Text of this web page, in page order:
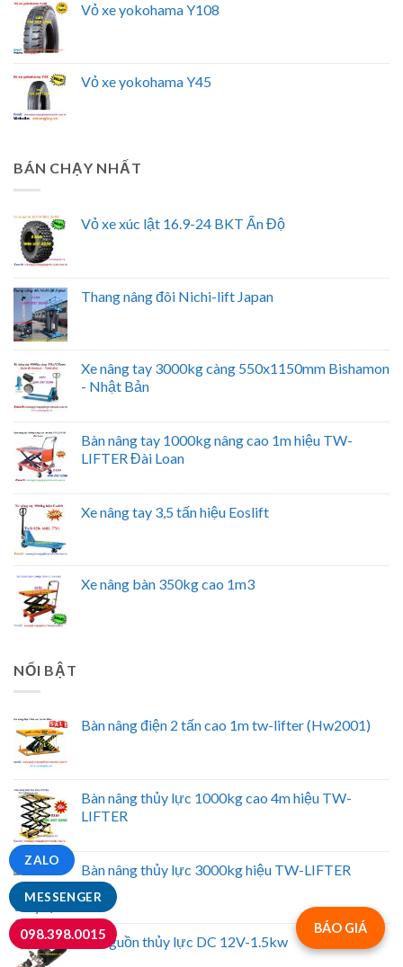
MESSENGER
ZALO
098.398.0015
Vỏ xe yokohama Y108
Vỏ xe yokohama Y45
BÁN CHẠY NHẤT
Vỏ xe xúc lật 16.9-24 BKT Ấn Độ
Thang nâng đôi Nichi-lift Japan
Xe nâng tay 3000kg càng 550x1150mm Bishamon
- Nhật Bản
Bàn nâng tay 1000kg nâng cao 1m hiệu TW-
LIFTER Đài Loan
Xe nâng tay 3,5 tấn hiệu Eoslift
Xe nâng bàn 350kg cao 1m3
NỔI BẬT
Bàn nâng điện 2 tấn cao 1m tw-lifter (Hw2001)
Bàn nâng thủy lực 1000kg cao 4m hiệu TW-
LIFTER
Bàn nâng thủy lực 3000kg hiệu TW-LIFTER
Bộ nguồn thủy lực DC 12V-1.5kw
BÁO GIÁ